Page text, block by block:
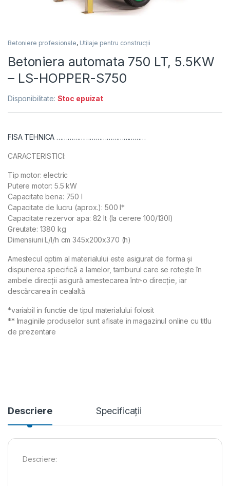
Betoniere profesionale, Utilaje pentru construcții
Betoniera automata 750 LT, 5.5KW
– LS-HOPPER-S750
Disponibilitate: Stoc epuizat
FISA TEHNICA …………………………………………
CARACTERISTICI:
Tip motor: electric
Putere motor: 5.5 kW
Capacitate bena: 750 l
Capacitate de lucru (aprox.): 500 l*
Capacitate rezervor apa: 82 lt (la cerere 100/130l)
Greutate: 1380 kg
Dimensiuni L/l/h cm 345x200x370 (h)
Amestecul optim al materialului este asigurat de forma și
dispunerea specifică a lamelor, tamburul care se rotește în
ambele direcții asigură amestecarea într-o direcție, iar
descărcarea în cealaltă
*variabil in functie de tipul materialului folosit
** Imaginile produselor sunt afisate in magazinul online cu titlu
de prezentare
Descriere Specificații
Descriere: